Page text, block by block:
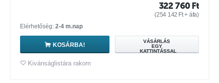
322 760 Ft
(254 142 Ft+ áfa)
Elérhetőség: 2-4 m.nap
KOSÁRBA!
VÁSÁRLÁS
EGY
KATTINTÁSSAL
Kivánságlistára rakom